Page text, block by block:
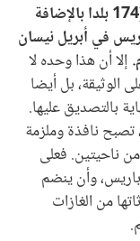
55 هو الرقم السحري. بالتأكيد- 175 طرفا (174 بلدا بالإضافة
في أبريل نيسان
إلا أن هذا وحده لا
الوثيقة، بل أيضا
بالتصديق عليها.
نافذة وملزمة
قانونيا. وهنا تتجلى أهمية الرقم السحري 55 من ناحيتين. فعلى
اتفاقية باريس، وأن ينضم
من الغازات